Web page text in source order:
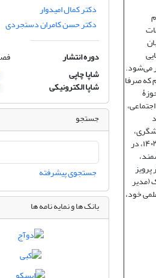
می‌شود.
که صرفا
اوقات فراغت و هتلداری). نشریه «تحقیقات کاربردی علوم جغرافیایی» دانشگاه خوارزمی در سال ۱۴۰۳، در
(مدیر
خود،
دکتر کمال امیدوار
دکتر حسن کامران دستجردی
دوره انتشار
شاپا چاپی
شاپا الکترونیکی
جستجو
جستجوی پیشرفته
بانک ها و نمایه نامه ها